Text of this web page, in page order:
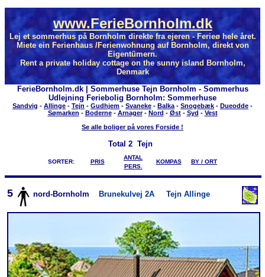
www.FerieBornholm.dk
Lej et sommerhus på Bornholm direkte fra ejeren - Ferieø hele året.
Miete ein Ferienhaus /Ferienwohnung auf Bornholm, direkt von
Eigentümern.
Rent a private holiday cottage on the sunny island Bornholm,
Denmark
FerieBornholm.dk | Sommerhuse Tejn Bornholm - Sommerhus
Udlejning Feriebolig Bornholm: Sommerhuse
Sandvig - Allinge - Tejn - Gudhjem - Svaneke - Balka - Snogebæk - Dueodde -
Sømarken - Boderne- Arnager- Nord - Øst- Syd - Vest
Se alle boliger på vores Forside !
Total 2 Tejn
SORTER: PRIS
ANTAL
PERS.
KOMPAS BY / ORT
5 nord-Bornholm Brunekulvej 2A Tejn Allinge